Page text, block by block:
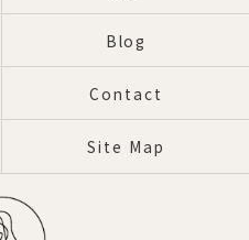
Blog
Contact
Site Map